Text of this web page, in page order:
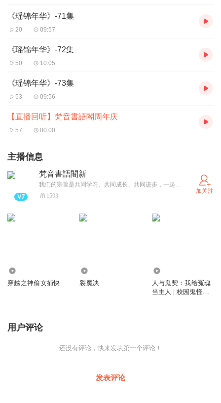
《瑶锦年华》-71集
20 09:57
《瑶锦年华》-72集
50 10:05
《瑶锦年华》-73集
53 09:56
【直播回听】梵音書語閣周年庆
57 00:00
主播信息
梵音書語閣新
我们的宗旨是共同学习、共同成长、共同进步，一起走好有声演播的道路，将温暖的有声圈子传递下去！
1593
加关注
穿越之神偷女捕快 裂魔决
人与鬼契：我给冤魂
当主人 | 校园鬼怪灵
用户评论
还没有评论，快来发表第一个评论！
发表评论